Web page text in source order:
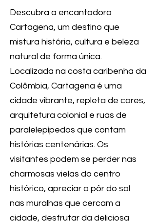
Descubra a encantadora
Cartagena, um destino que
mistura história, cultura e beleza
natural de forma única.
Localizada na costa caribenha da
Colômbia, Cartagena é uma
cidade vibrante, repleta de cores,
arquitetura colonial e ruas de
paralelepípedos que contam
histórias centenárias. Os
visitantes podem se perder nas
charmosas vielas do centro
histórico, apreciar o pôr do sol
nas muralhas que cercam a
cidade, desfrutar da deliciosa